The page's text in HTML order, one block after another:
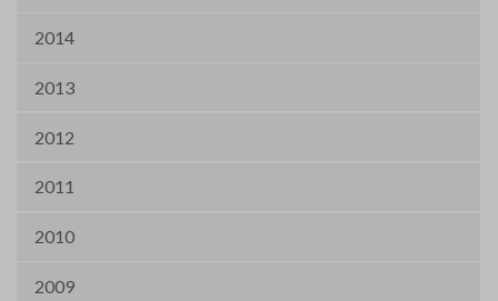
2014
2013
2012
2011
2010
2009